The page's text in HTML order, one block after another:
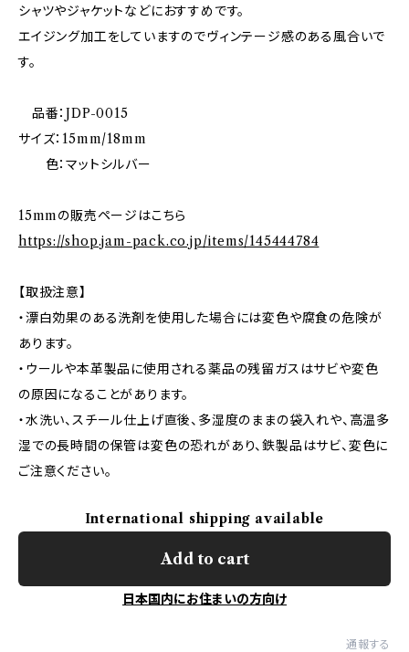
シャツやジャケットなどにおすすめです。
エイジング加工をしていますのでヴィンテージ感のある風合いで
す。
品番：JDP-0015
サイズ：15mm/18mm
色：マットシルバー
15mmの販売ページはこちら
https://shop.jam-pack.co.jp/items/145444784
【取扱注意】
・漂白効果のある洗剤を使用した場合には変色や腐食の危険が
あります。
・ウールや本革製品に使用される薬品の残留ガスはサビや変色
の原因になることがあります。
・水洗い、スチール仕上げ直後、多湿度のままの袋入れや、高温多
湿での長時間の保管は変色の恐れがあり、鉄製品はサビ、変色に
ご注意ください。
International shipping available
Add to cart
日本国内にお住まいの方向け
通報する